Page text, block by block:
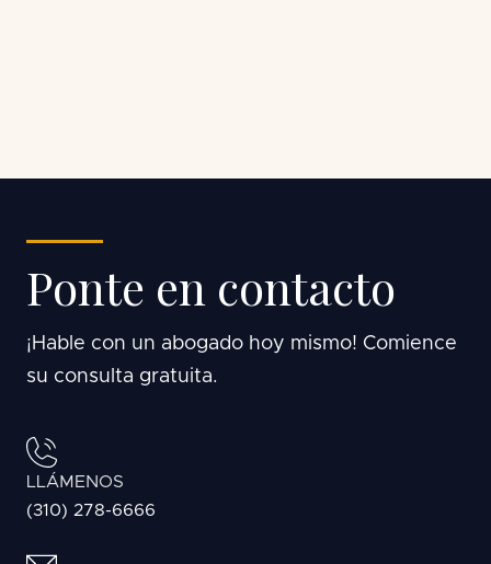
Ponte en contacto
¡Hable con un abogado hoy mismo! Comience
su consulta gratuita.
LLÁMENOS
(310) 278-6666